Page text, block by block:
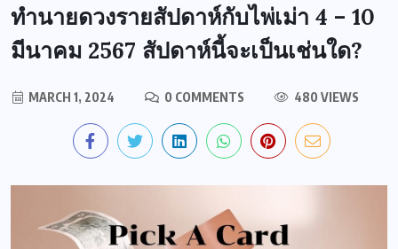
ทำนายดวงรายสัปดาห์กับไพ่เม่า 4 – 10
มีนาคม 2567 สัปดาห์นี้จะเป็นเช่นใด?
MARCH 1, 2024 0 COMMENTS 480 VIEWS